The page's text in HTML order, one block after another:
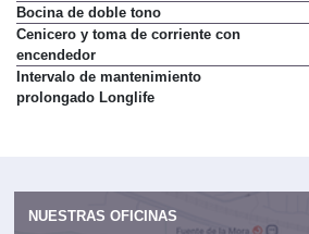
Bocina de doble tono
Cenicero y toma de corriente con
encendedor
Intervalo de mantenimiento
prolongado Longlife
NUESTRAS OFICINAS